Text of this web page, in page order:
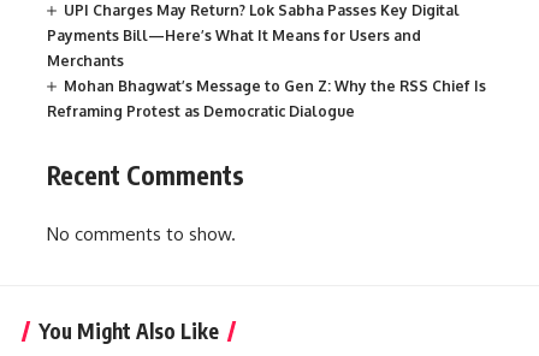
UPI Charges May Return? Lok Sabha Passes Key Digital
Payments Bill—Here’s What It Means for Users and
Merchants
Mohan Bhagwat’s Message to Gen Z: Why the RSS Chief Is
Reframing Protest as Democratic Dialogue
Recent Comments
No comments to show.
You Might Also Like